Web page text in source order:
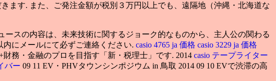
ます. また、ご発注金額が税別３万円以上でも、遠隔地（沖縄・北海道な
ースの内容は、未来技術に関するジョーク的なものから、主人公の関わる
にメールにて必ずご連絡ください. casio 4765 ja 価格 casio 3229 ja 価格
財務・金融のプロを目指す「新・税理士」です. 2014 casio テープライター
バー 09 11 EV・PHVタウンシンポジウム in 鳥取 2014 09 10 EVで渋滞の高